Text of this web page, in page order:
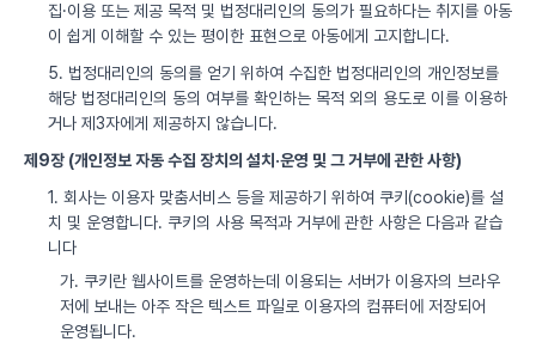
집·이용 또는 제공 목적 및 법정대리인의 동의가 필요하다는 취지를 아동
이 쉽게 이해할 수 있는 평이한 표현으로 아동에게 고지합니다.
5. 법정대리인의 동의를 얻기 위하여 수집한 법정대리인의 개인정보를
해당 법정대리인의 동의 여부를 확인하는 목적 외의 용도로 이를 이용하
거나 제3자에게 제공하지 않습니다.
제9장 (개인정보 자동 수집 장치의 설치·운영 및 그 거부에 관한 사항)
1. 회사는 이용자 맞춤서비스 등을 제공하기 위하여 쿠키(cookie)를 설
치 및 운영합니다. 쿠키의 사용 목적과 거부에 관한 사항은 다음과 같습
니다
가. 쿠키란 웹사이트를 운영하는데 이용되는 서버가 이용자의 브라우
저에 보내는 아주 작은 텍스트 파일로 이용자의 컴퓨터에 저장되어
운영됩니다.